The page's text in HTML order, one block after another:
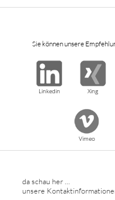
Sie können unsere
Linkedin Xing
Vimeo
da schau her ...
unsere